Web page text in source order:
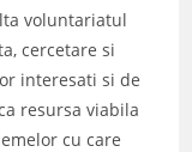
voluntariatul
cercetare si
interesati si de
resursa viabila
cu care